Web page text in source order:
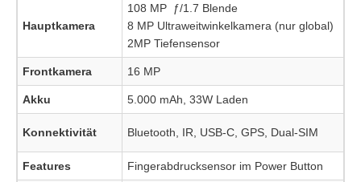
Hauptkamera
108 MP ƒ/1.7 Blende
8 MP Ultraweitwinkelkamera (nur global)
2MP Tiefensensor
Frontkamera 16 MP
Akku 5.000 mAh, 33W Laden
Konnektivität Bluetooth, IR, USB-C, GPS, Dual-SIM
Features Fingerabdrucksensor im Power Button